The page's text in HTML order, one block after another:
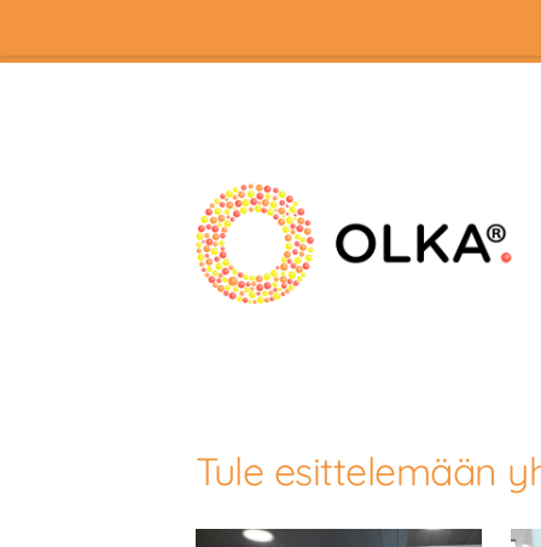
sivun
OLKA-toiminta
Tule esittelemään